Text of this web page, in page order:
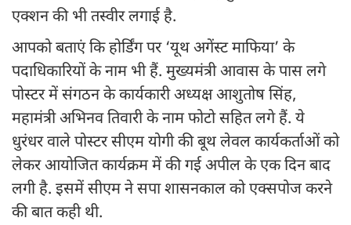
एक्शन की भी तस्वीर लगाई है.
आपको बताएं कि होर्डिंग पर ‘यूथ अगेंस्ट माफिया’ के
पदाधिकारियों के नाम भी हैं. मुख्यमंत्री आवास के पास लगे
पोस्टर में संगठन के कार्यकारी अध्यक्ष आशुतोष सिंह,
महामंत्री अभिनव तिवारी के नाम फोटो सहित लगे हैं. ये
धुरंधर वाले पोस्टर सीएम योगी की बूथ लेवल कार्यकर्ताओं को
लेकर आयोजित कार्यक्रम में की गई अपील के एक दिन बाद
लगी है. इसमें सीएम ने सपा शासनकाल को एक्सपोज करने
की बात कही थी.